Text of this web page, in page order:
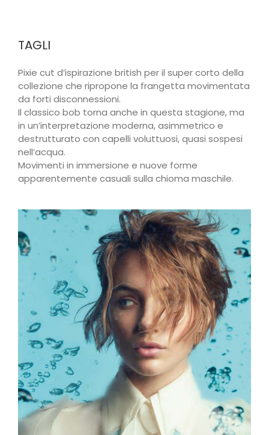
TAGLI
Pixie cut d’ispirazione british per il super corto della
collezione che ripropone la frangetta movimentata
da forti disconnessioni.
Il classico bob torna anche in questa stagione, ma
in un’interpretazione moderna, asimmetrico e
destrutturato con capelli voluttuosi, quasi sospesi
nell’acqua.
Movimenti in immersione e nuove forme
apparentemente casuali sulla chioma maschile.